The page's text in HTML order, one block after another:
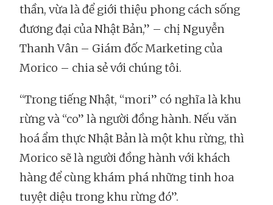
thần, vừa là để giới thiệu phong cách sống
đương đại của Nhật Bản,” – chị Nguyễn
Thanh Vân – Giám đốc Marketing của
Morico – chia sẻ với chúng tôi.
“Trong tiếng Nhật, “mori” có nghĩa là khu
rừng và “co” là người đồng hành. Nếu văn
hoá ẩm thực Nhật Bản là một khu rừng, thì
Morico sẽ là người đồng hành với khách
hàng để cùng khám phá những tinh hoa
tuyệt diệu trong khu rừng đó”.